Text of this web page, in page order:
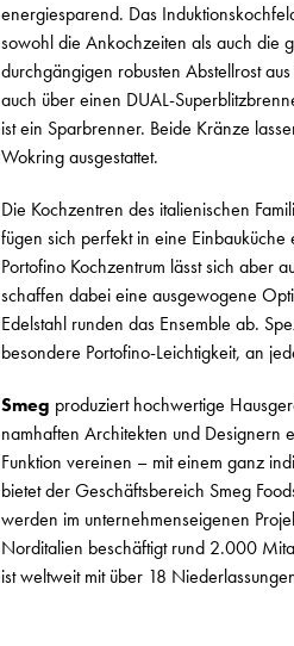
energiesparend. Das
sowohl die Ankochzeiten als auch die
durchgängigen robusten Abstellrost
auch über einen DUAL-
ist ein Sparbrenner. Beide Kränze
Wokring ausgestattet.
Die Kochzentren des italienischen
fügen sich perfekt in eine
Portofino Kochzentrum lässt sich aber
schaffen dabei eine ausgewogene
Edelstahl runden das Ensemble ab.
besondere Portofino-Leichtigkeit, an
Smeg produziert hochwertige
namhaften Architekten und Designern
Funktion vereinen – mit einem ganz
bietet der Geschäftsbereich Smeg
werden im unternehmenseigenen
Norditalien beschäftigt rund 2.000
ist weltweit mit über 18